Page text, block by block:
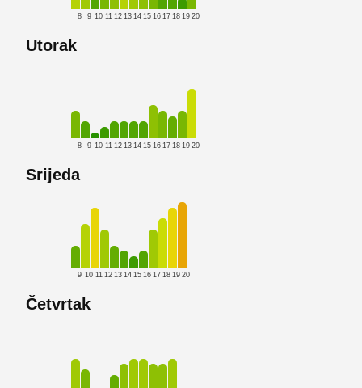
8 9 10 11 12 13 14 15 16 17 18 19 20
Utorak
8 9 10 11 12 13 14 15 16 17 18 19 20
Srijeda
9 10 11 12 13 14 15 16 17 18 19 20
Četvrtak